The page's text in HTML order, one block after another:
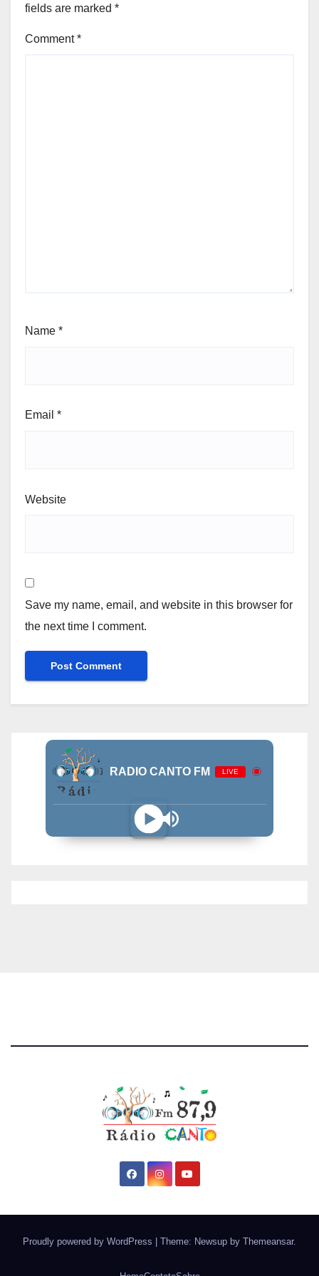
fields are marked *
Comment*
Name *
Email *
Website
Save my name, email, and website in this browser for
the next time I comment.
RADIO CANTO FM LIVE
Proudly powered by WordPress Theme: Newsup by Themeansar.